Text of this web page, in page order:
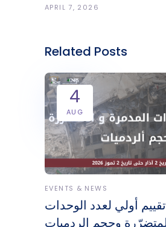
APRIL 7, 2026
Related Posts
4
AUG
EVENTS & NEWS
أولي لعدد الوحدات
وحجم الردميات